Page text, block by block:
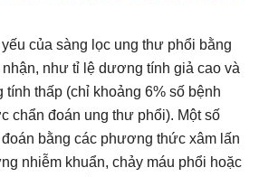
của sàng lọc ung thư phổi bằng
như tỉ lệ dương tính giả cao và
thấp (chỉ khoảng 6% số bệnh
chẩn đoán ung thư phổi). Một số
bằng các phương thức xâm lấn
nhiễm khuẩn, chảy máu phổi hoặc